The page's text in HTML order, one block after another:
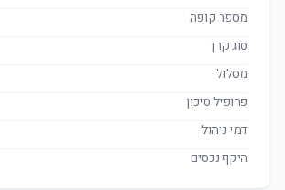
מספר קופה
סוג קרן
מסלול
פרופיל סיכון
דמי ניהול
היקף נכסים